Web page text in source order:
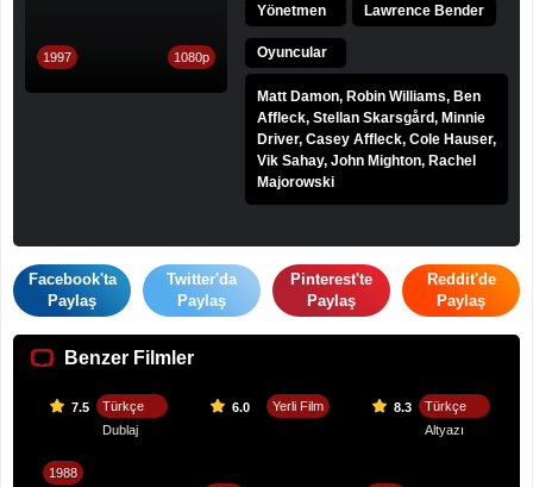
1997 1080p
Yönetmen Lawrence Bender
Oyuncular
Matt Damon, Robin Williams, Ben
Affleck, Stellan Skarsgård, Minnie
Driver, Casey Affleck, Cole Hauser,
Vik Sahay, John Mighton, Rachel
Majorowski
Facebook'ta
Paylaş
Twitter'da
Paylaş
Pinterest'te
Paylaş
Reddit'de
Paylaş
Benzer Filmler
7.5
Türkçe
Dublaj
1988
6.0 Yerli Film 8.3
Türkçe
Altyazı